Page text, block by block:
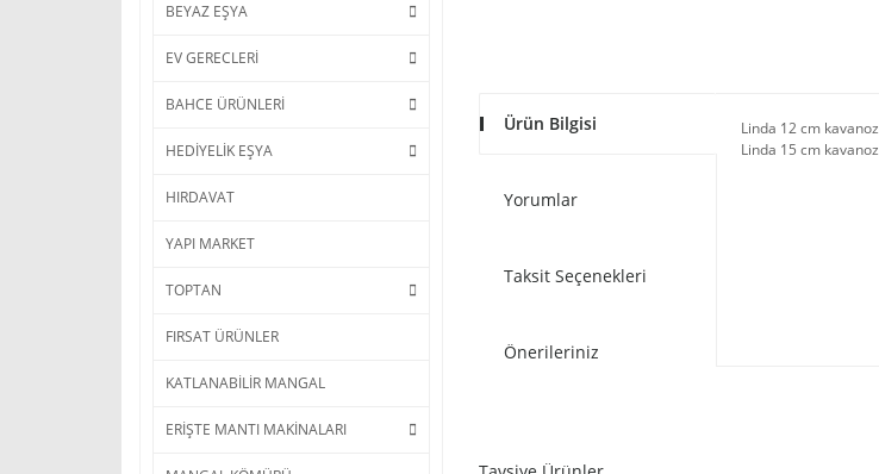
BEYAZ EŞYA
EV GERECLERİ
BAHCE ÜRÜNLERİ
HEDİYELİK EŞYA
HIRDAVAT
YAPI MARKET
TOPTAN
FIRSAT ÜRÜNLER
KATLANABİLİR MANGAL
ERİŞTE MANTI MAKİNALARI
Ürün Bilgisi
Yorumlar
Taksit Seçenekleri
Önerileriniz
Linda 12 cm kavanoz
Linda 15 cm kavanoz